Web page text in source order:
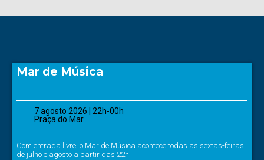
Mar de Música
7 agosto 2026 | 22h-00h
Praça do Mar
Com entrada livre, o Mar de Música acontece todas as sextas-feiras
de julho e agosto a partir das 22h.